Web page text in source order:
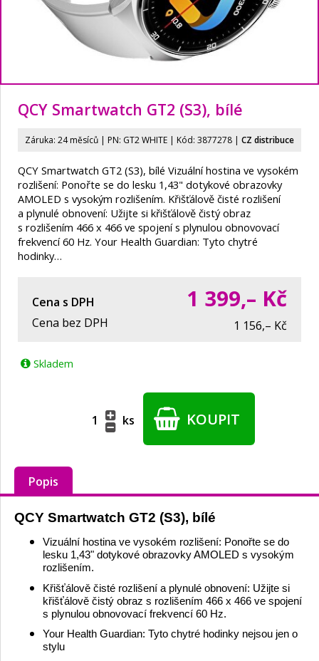
QCY Smartwatch GT2 (S3), bílé
Záruka: 24 měsíců | PN: GT2 WHITE | Kód: 3877278 | CZ distribuce
QCY Smartwatch GT2 (S3), bílé Vizuální hostina ve vysokém
rozlišení: Ponořte se do lesku 1,43" dotykové obrazovky
AMOLED s vysokým rozlišením. Křišťálově čisté rozlišení
a plynulé obnovení: Užijte si křišťálově čistý obraz
s rozlišením 466 x 466 ve spojení s plynulou obnovovací
frekvencí 60 Hz. Your Health Guardian: Tyto chytré
hodinky…
Cena s DPH 1 399,– Kč
Cena bez DPH 1 156,– Kč
Skladem
ks KOUPIT
Popis
QCY Smartwatch GT2 (S3), bílé
Vizuální hostina ve vysokém rozlišení: Ponořte se do
lesku 1,43" dotykové obrazovky AMOLED s vysokým
rozlišením.
Křišťálově čisté rozlišení a plynulé obnovení: Užijte si
křišťálově čistý obraz s rozlišením 466 x 466 ve spojení
s plynulou obnovovací frekvencí 60 Hz.
Your Health Guardian: Tyto chytré hodinky nejsou jen o
stylu